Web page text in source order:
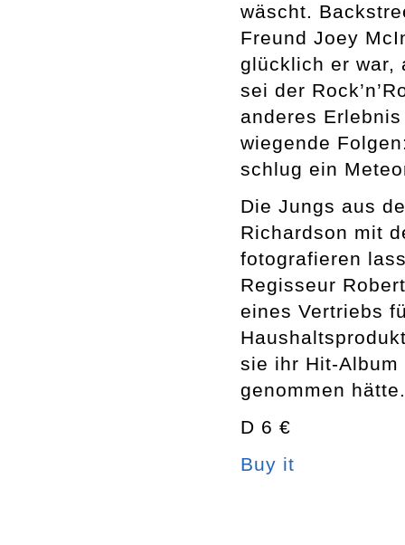
wäscht.
Freund Joey
glücklich er war,
sei der
anderes
wiegende
schlug ein
Die Jungs aus
Richardson mit
fotografieren
Regisseur
eines Vertriebs
sie ihr Hit-Album
genommen hätte.
D 6 €
Buy it